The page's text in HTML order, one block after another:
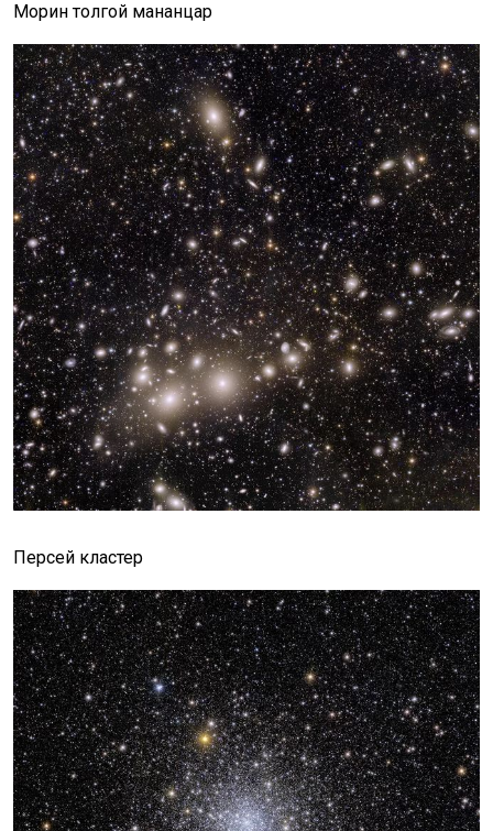
Морин толгой мананцар
Персей кластер